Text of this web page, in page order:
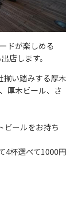
ドが楽しめる
店します。
揃い踏みする厚木
厚木ビール、さ
ビールをお持ち
4杯選べて1000円